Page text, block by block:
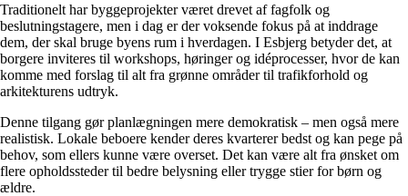
Traditionelt har byggeprojekter været drevet af fagfolk og
beslutningstagere, men i dag er der voksende fokus på at inddrage
dem, der skal bruge byens rum i hverdagen. I Esbjerg betyder det, at
borgere inviteres til workshops, høringer og idéprocesser, hvor de kan
komme med forslag til alt fra grønne områder til trafikforhold og
arkitekturens udtryk.
Denne tilgang gør planlægningen mere demokratisk – men også mere
realistisk. Lokale beboere kender deres kvarterer bedst og kan pege på
behov, som ellers kunne være overset. Det kan være alt fra ønsket om
flere opholdssteder til bedre belysning eller trygge stier for børn og
ældre.